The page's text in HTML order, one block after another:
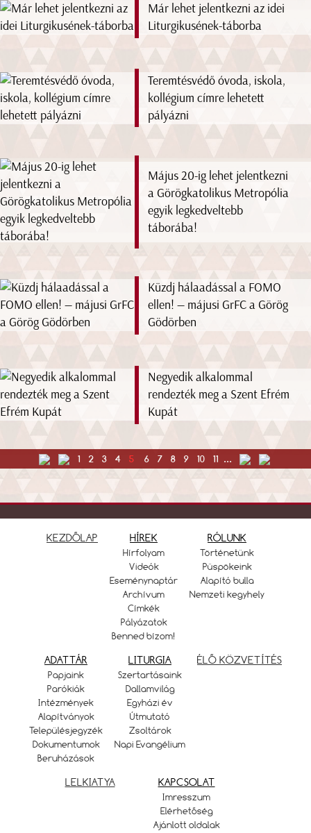
Már lehet jelentkezni az idei
Liturgikusének-táborba
Teremtésvédő óvoda, iskola,
kollégium címre lehetett
pályázni
Május 20-ig lehet jelentkezni
a Görögkatolikus Metropólia
egyik legkedveltebb
táborába!
Küzdj hálaadással a FOMO
ellen! — májusi GrFC a Görög
Gödörben
Negyedik alkalommal
rendezték meg a Szent Efrém
Kupát
1 2 3 4 5 6 7 8 9 10 11 ...
KEZDŐLAP HÍREK
Hírfolyam
Videók
Eseménynaptár
Archívum
Címkék
Pályázatok
Benned bízom!
RÓLUNK
Történetünk
Püspökeink
Alapító bulla
Nemzeti kegyhely
ADATTÁR
Papjaink
Parókiák
Intézmények
Alapítványok
Településjegyzék
Dokumentumok
Beruházások
LITURGIA
Szertartásaink
Dallamvilág
Egyházi év
Útmutató
Zsoltárok
Napi Evangélium
ÉLŐ KÖZVETÍTÉS
LELKIATYA KAPCSOLAT
Imresszum
Elérhetőség
Ajánlott oldalak